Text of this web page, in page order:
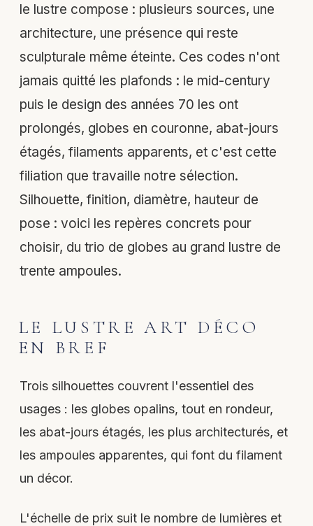
le lustre compose : plusieurs sources, une
architecture, une présence qui reste
sculpturale même éteinte. Ces codes n'ont
jamais quitté les plafonds : le mid-century
puis le design des années 70 les ont
prolongés, globes en couronne, abat-jours
étagés, filaments apparents, et c'est cette
filiation que travaille notre sélection.
Silhouette, finition, diamètre, hauteur de
pose : voici les repères concrets pour
choisir, du trio de globes au grand lustre de
trente ampoules.
LE LUSTRE ART DÉCO
EN BREF
Trois silhouettes couvrent l'essentiel des
usages : les globes opalins, tout en rondeur,
les abat-jours étagés, les plus architecturés, et
les ampoules apparentes, qui font du filament
un décor.
L'échelle de prix suit le nombre de lumières et